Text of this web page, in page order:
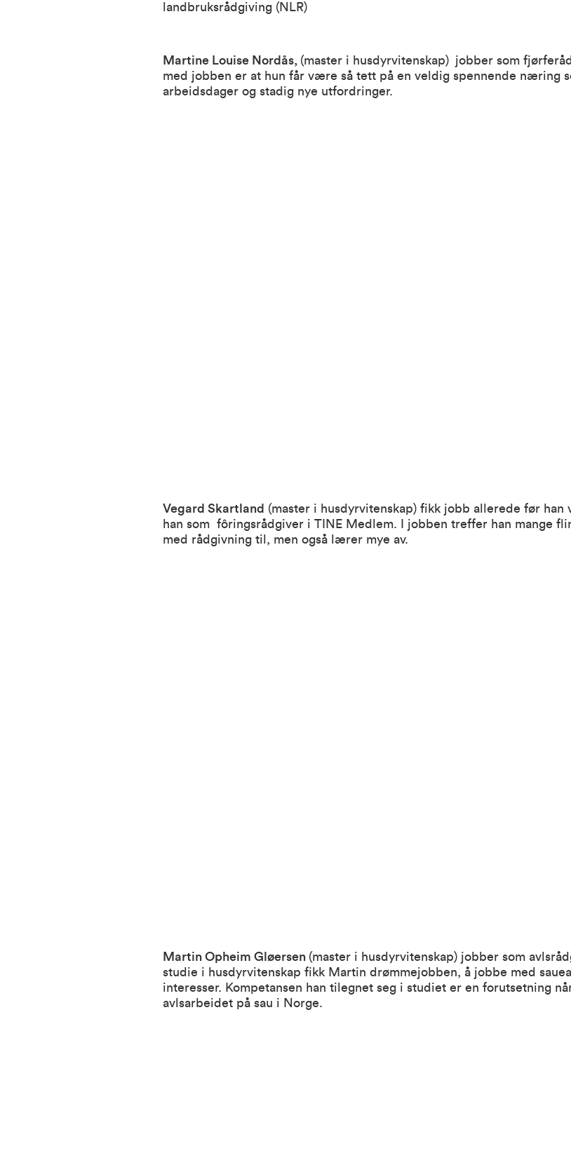
landbruksrådgiving (NLR)
Martine Louise Nordås, (master i husdyrvitenskap) jobber som
med jobben er at hun får være så tett på en veldig spennende næring
arbeidsdager og stadig nye utfordringer.
Vegard Skartland (master i husdyrvitenskap) fikk jobb allerede før
han som fôringsrådgiver i TINE Medlem. I jobben treffer han mange
med rådgivning til, men også lærer mye av.
Martin Opheim Gløersen (master i husdyrvitenskap) jobber som
studie i husdyrvitenskap fikk Martin drømmejobben, å jobbe med
interesser. Kompetansen han tilegnet seg i studiet er en forutsetning
avlsarbeidet på sau i Norge.